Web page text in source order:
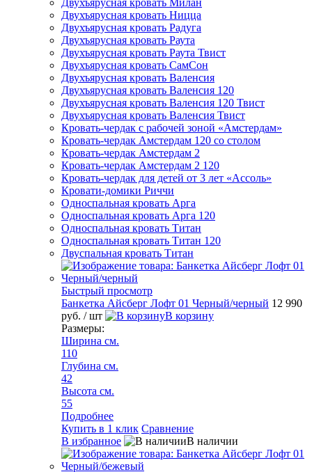
Двухъярусная кровать Милан
Двухъярусная кровать Ницца
Двухъярусная кровать Радуга
Двухъярусная кровать Раута
Двухъярусная кровать Раута Твист
Двухъярусная кровать СамСон
Двухъярусная кровать Валенсия
Двухъярусная кровать Валенсия 120
Двухъярусная кровать Валенсия 120 Твист
Двухъярусная кровать Валенсия Твист
Кровать-чердак с рабочей зоной «Амстердам»
Кровать-чердак Амстердам 120 со столом
Кровать-чердак Амстердам 2
Кровать-чердак Амстердам 2 120
Кровать-чердак для детей от 3 лет «Ассоль»
Кровати-домики Риччи
Односпальная кровать Арга
Односпальная кровать Арга 120
Односпальная кровать Титан
Односпальная кровать Титан 120
Двуспальная кровать Титан
Быстрый просмотр
Банкетка Айсберг Лофт 01 Черный/черный 12 990
руб. / шт
В корзину
Размеры:
Ширина см.
110
Глубина см.
42
Высота см.
55
Подробнее
Купить в 1 клик Сравнение
В избранное
В наличии